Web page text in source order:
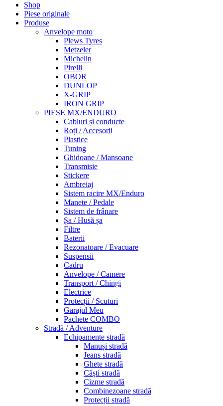
Shop
Piese originale
Produse
Anvelope moto
Plews Tyres
Metzeler
Michelin
Pirelli
OBOR
DUNLOP
X-GRIP
IRON GRIP
PIESE MX/ENDURO
Cabluri și conducte
Roți / Accesorii
Plastice
Tuning
Ghidoane / Mansoane
Transmisie
Stickere
Ambreiaj
Sistem racire MX/Enduro
Manete / Pedale
Sistem de frânare
Șa / Husă șa
Filtre
Baterii
Rezonatoare / Evacuare
Suspensii
Cadru
Anvelope / Camere
Transport / Chingi
Electrice
Protecții / Scuturi
Garajul Meu
Pachete COMBO
Stradă / Adventure
Echipamente stradă
Manuși stradă
Jeans stradă
Ghete stradă
Căști stradă
Cizme stradă
Combinezoane stradă
Protecții stradă